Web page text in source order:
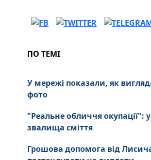
ПО ТЕМІ
У мережі показали, як
фото
"Реальне обличчя окупації":
звалища сміття
Грошова допомога від